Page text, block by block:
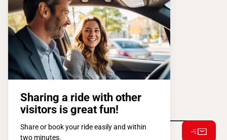
FISA OPERATIONS
SQUARE DE L'ATOMIUM, 1 BP 505
1020 BRUXELLES
Tel:+ 32 2 663 14 01
Restons connectés !